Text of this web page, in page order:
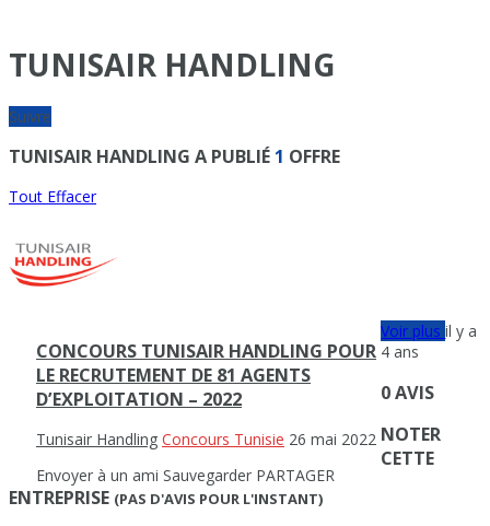
TUNISAIR HANDLING
Suivre
TUNISAIR HANDLING A PUBLIÉ1 OFFRE
Tout Effacer
CONCOURS TUNISAIR HANDLING POUR
LE RECRUTEMENT DE 81 AGENTS
D’EXPLOITATION – 2022
Tunisair Handling Concours Tunisie 26 mai 2022
Envoyer à un ami Sauvegarder PARTAGER
Voir plusil y a
4 ans
0 AVIS
NOTER
CETTE
ENTREPRISE (PAS D'AVIS POUR L'INSTANT)